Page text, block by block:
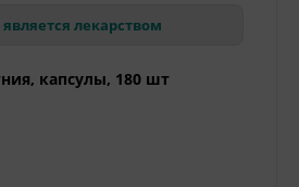
лекарством
капсулы, 180 шт